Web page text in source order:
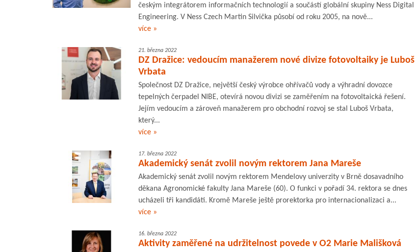
českým integrátorem informačních technologií a součástí globální skupiny Ness Digital
Engineering. V Ness Czech Martin Silvička působí od roku 2005, na nově...
více »
21. března 2022
DZ Dražice: vedoucím manažerem nové divize fotovoltaiky je Luboš
Vrbata
Společnost DZ Dražice, největší český výrobce ohřívačů vody a výhradní dovozce
tepelných čerpadel NIBE, otevírá novou divizi se zaměřením na fotovoltaická řešení.
Jejím vedoucím a zároveň manažerem pro obchodní rozvoj se stal Luboš Vrbata,
který...
více »
17. března 2022
Akademický senát zvolil novým rektorem Jana Mareše
Akademický senát zvolil novým rektorem Mendelovy univerzity v Brně dosavadního
děkana Agronomické fakulty Jana Mareše (60). O funkci v pořadí 34. rektora se dnes
ucházeli tři kandidáti. Kromě Mareše ještě prorektorka pro internacionalizaci a...
více »
16. března 2022
Aktivity zaměřené na udržitelnost povede v O2 Marie Mališková